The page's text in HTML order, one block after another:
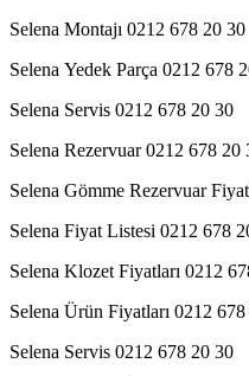
Selena Montajı 0212 678 20 30
Selena Yedek Parça 0212 678
Selena Servis 0212 678 20 30
Selena Rezervuar 0212 678 20
Selena Gömme Rezervuar
Selena Fiyat Listesi 0212 678
Selena Klozet Fiyatları 0212
Selena Ürün Fiyatları 0212
Selena Servis 0212 678 20 30